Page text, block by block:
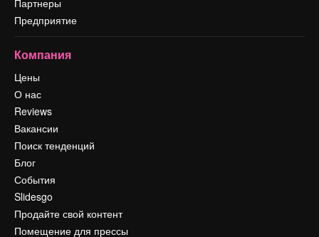
Партнеры
Предприятие
Компания
Цены
О нас
Reviews
Вакансии
Поиск тенденций
Блог
События
Slidesgo
Продайте свой контент
Помещение для прессы